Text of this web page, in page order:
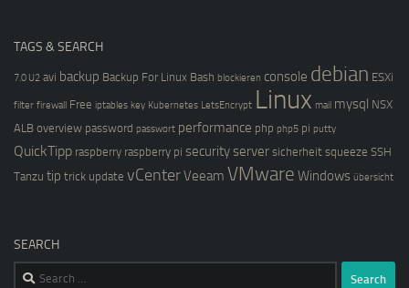
TAGS & SEARCH
7.0 U2 avi backup Backup For Linux Bash blockieren console debian ESXi
filter firewall Free iptables key Kubernetes LetsEncrypt Linux mail mysql NSX
ALB overview password passwort performance php php5 pi putty
QuickTipp raspberry raspberry pi securityserver sicherheit squeeze SSH
Tanzu tip trick update vCenterVeeam VMware Windows übersicht
SEARCH
Search